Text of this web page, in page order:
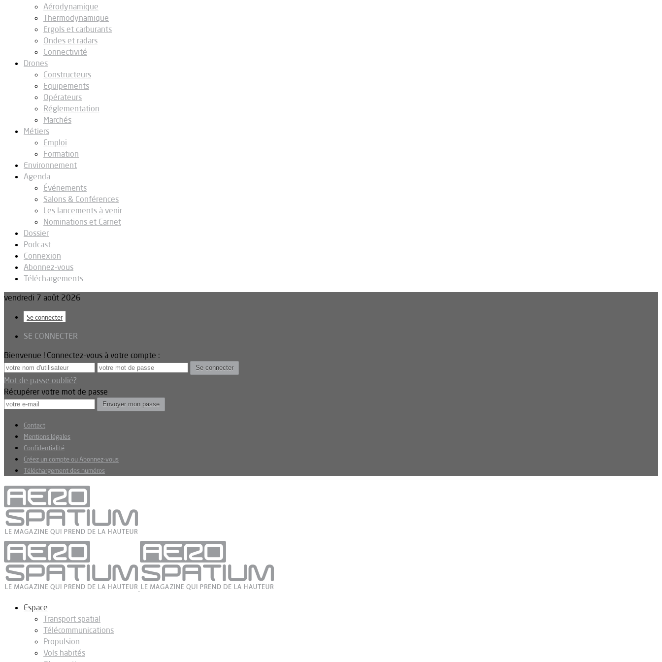
Aérodynamique
Thermodynamique
Ergols et carburants
Ondes et radars
Connectivité
Drones
Constructeurs
Equipements
Opérateurs
Réglementation
Marchés
Métiers
Emploi
Formation
Environnement
Agenda
Événements
Salons & Conférences
Les lancements à venir
Nominations et Carnet
Dossier
Podcast
Connexion
Abonnez-vous
Téléchargements
vendredi 7 août 2026
Se connecter
SE CONNECTER
Bienvenue ! Connectez-vous à votre compte :
Mot de passe oublié?
Récupérer votre mot de passe
Contact
Mentions légales
Confidentialité
Créez un compte ou Abonnez-vous
Téléchargement des numéros
Espace
Transport spatial
Télécommunications
Propulsion
Vols habités